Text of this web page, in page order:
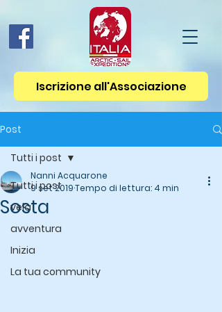
Iscrizione all'Associazione
Post
Tutti i post
vela
avventura
Inizia
La tua community
Tutti i post
Sosta
Nanni Acquarone
9 set 2019Tempo di lettura: 4 min